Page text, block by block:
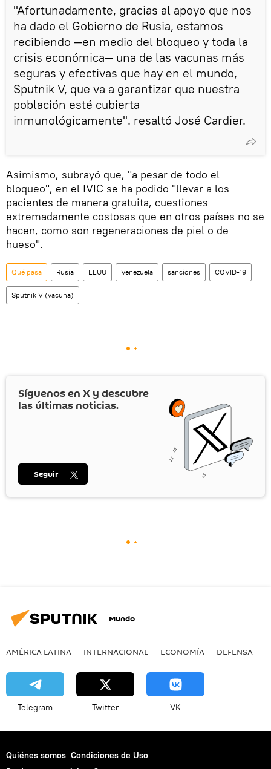
"Afortunadamente, gracias al apoyo que nos
ha dado el Gobierno de Rusia, estamos
recibiendo —en medio del bloqueo y toda la
crisis económica— una de las vacunas más
seguras y efectivas que hay en el mundo,
Sputnik V, que va a garantizar que nuestra
población esté cubierta
inmunológicamente". resaltó José Cardier.
Asimismo, subrayó que, "a pesar de todo el
bloqueo", en el IVIC se ha podido "llevar a los
pacientes de manera gratuita, cuestiones
extremadamente costosas que en otros países no se
hacen, como son regeneraciones de piel o de
hueso".
Qué pasa Rusia EEUU Venezuela sanciones COVID-19
Sputnik V (vacuna)
Síguenos en X y descubre
las últimas noticias.
Seguir
Mundo
AMÉRICA LATINA INTERNACIONAL ECONOMÍA DEFENSA
Telegram Twitter VK
Quiénes somos Condiciones de Uso